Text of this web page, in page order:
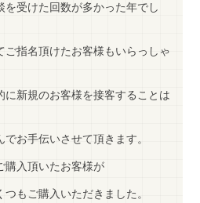
受けた回数が多かった年でし
ご指名頂けたお客様もいらっしゃ
に新規のお客様を接客することは
お手伝いさせて頂きます。
購入頂いたお客様が
もご購入いただきました。